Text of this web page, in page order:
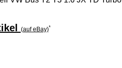
(auf eBay)*